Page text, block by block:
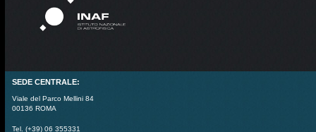
SEDE CENTRALE:
Viale del Parco Mellini 84
00136 ROMA
Tel. (+39) 06 355331